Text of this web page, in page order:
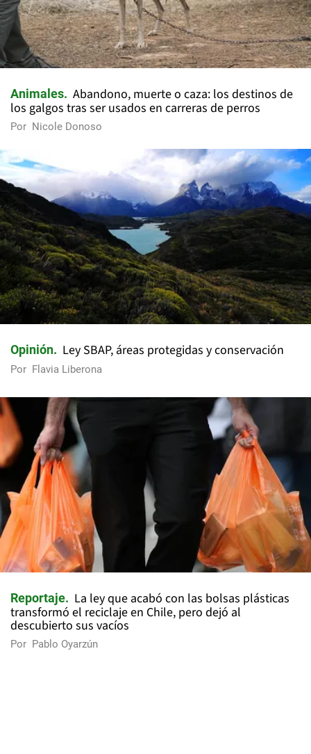
Animales
Abandono, muerte o caza: los destinos de
los galgos tras ser usados en carreras de perros
Por Nicole Donoso
Opinión Ley SBAP, áreas protegidas y conservación
Por Flavia Liberona
Reportaje
La ley que acabó con las bolsas plásticas
transformó el reciclaje en Chile, pero dejó al
descubierto sus vacíos
Por Pablo Oyarzún